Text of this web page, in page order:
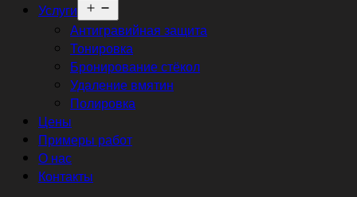
Услуги
меню
Антигравийная защита
Тонировка
Бронирование стёкол
Удаление вмятин
Полировка
Цены
Примеры работ
О нас
Контакты